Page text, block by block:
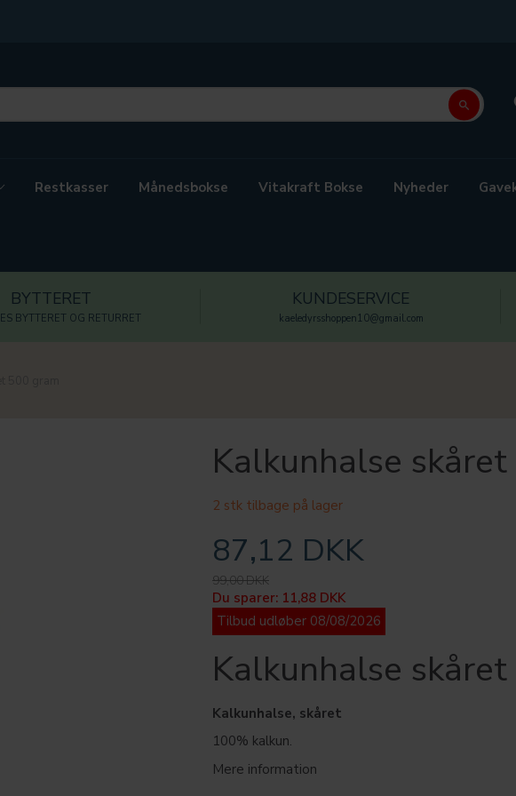
Restkasser Månedsbokse Vitakraft Bokse Nyheder
BYTTERET
BYTTERET OG RETURRET
KUNDESERVICE
kaeledyrsshoppen10@gmail.com
Kalkunhalse
2 stk tilbage på lager
87,12 DKK
99,00 DKK
Du sparer: 11,88 DKK
Tilbud udløber 08/08/2026
Kalkunhalse
Kalkunhalse, skåret
100% kalkun.
Mere information